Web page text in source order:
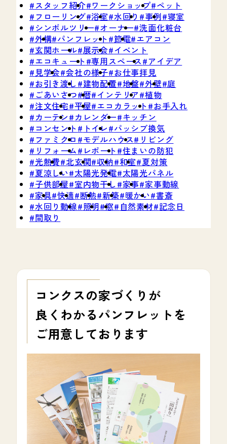
スタッフ紹介 ワークショップ ペット
フローリング 浴室 水回り 事例 寝室
シンボルツリー オーナー 洗面化粧台
外構 パンフレット 節電 エアコン
玄関ホール 展示会 イベント
エコキュート 専用スペース
アイデア
見学会 会社の様子 お仕事拝見
お引き渡し
建物配置 地盤 外壁 庭
ごあいさつ 暦 インテリア 植物
注文住宅 平屋 エコカラット
お手入れ
カーテン
カレンダー キッチン
コンセント
トイレ
パッシブ換気
ファミクロ
モデルハウス
リビング
リフォーム
レポート 住まいの防犯
光熱費 北玄関 収納 和室 夏対策
夏涼しい 太陽光発電 太陽光パネル
子供部屋 室内物干し 家事 家事動線
家具 快適 断熱 新築 暖かい 書斎
水回り動線 照明 窓 自然素材 記念日
間取り
コンクスの家づくりが
良くわかるパンフレットを
ご用意しております